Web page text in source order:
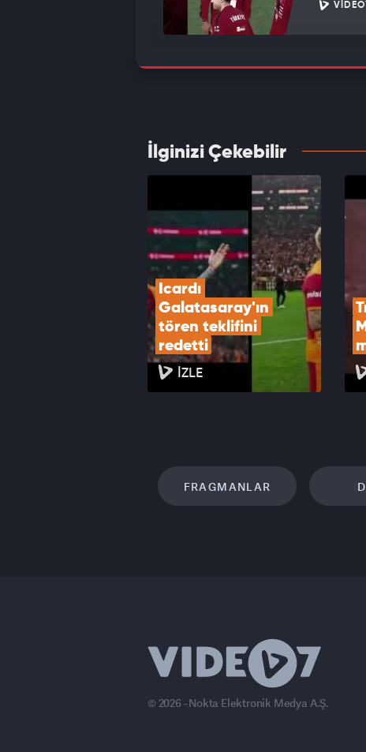
Icardı
İlginizi Çekebilir
Icardı
Galatasaray'ın
tören teklifini
redetti
İZLE
FRAGMANLAR
© 2026 - Nokta Elektronik Medya A.Ş.